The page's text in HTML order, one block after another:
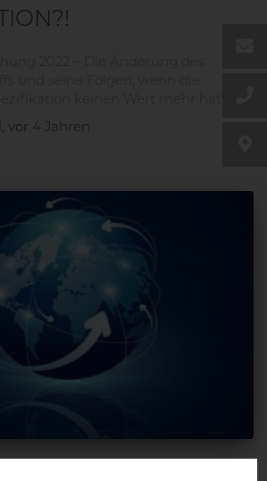
, vor 4 Jahren